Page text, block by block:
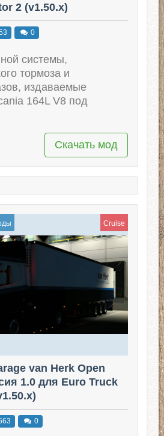
2 (v1.50.x)
0
системы,
тормоза и
издаваемые
164L V8 под
Скачать мод
Cruise
van Herk Open
1.0 для Euro Truck
0